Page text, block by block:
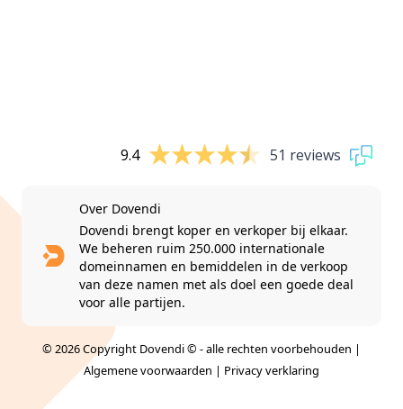
9.4 51 reviews
Over Dovendi
Dovendi brengt koper en verkoper bij elkaar.
We beheren ruim 250.000 internationale
domeinnamen en bemiddelen in de verkoop
van deze namen met als doel een goede deal
voor alle partijen.
© 2026 Copyright Dovendi © - alle rechten voorbehouden |
Algemene voorwaarden | Privacy verklaring